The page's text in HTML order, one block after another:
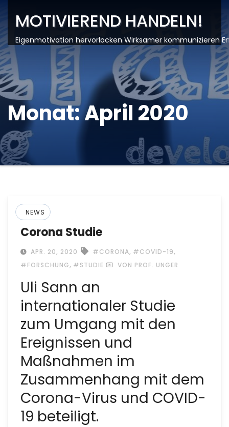
MOTIVIEREND HANDELN!
Eigenmotivation hervorlocken Wirksamer kommunizieren
Monat:April 2020
NEWS
Corona Studie
APR. 20, 2020 #CORONA, #COVID-19,
#FORSCHUNG, #STUDIE VON PROF. UNGER
Uli Sann an
internationaler Studie
zum Umgang mit den
Ereignissen und
Maßnahmen im
Zusammenhang mit dem
Corona-Virus und COVID-
19 beteiligt.